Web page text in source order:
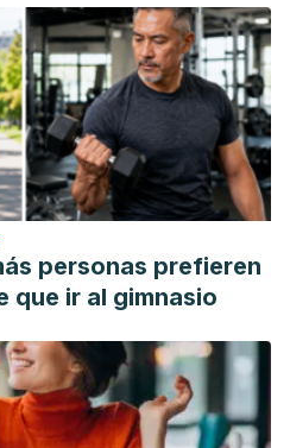
personas prefieren
que ir al gimnasio